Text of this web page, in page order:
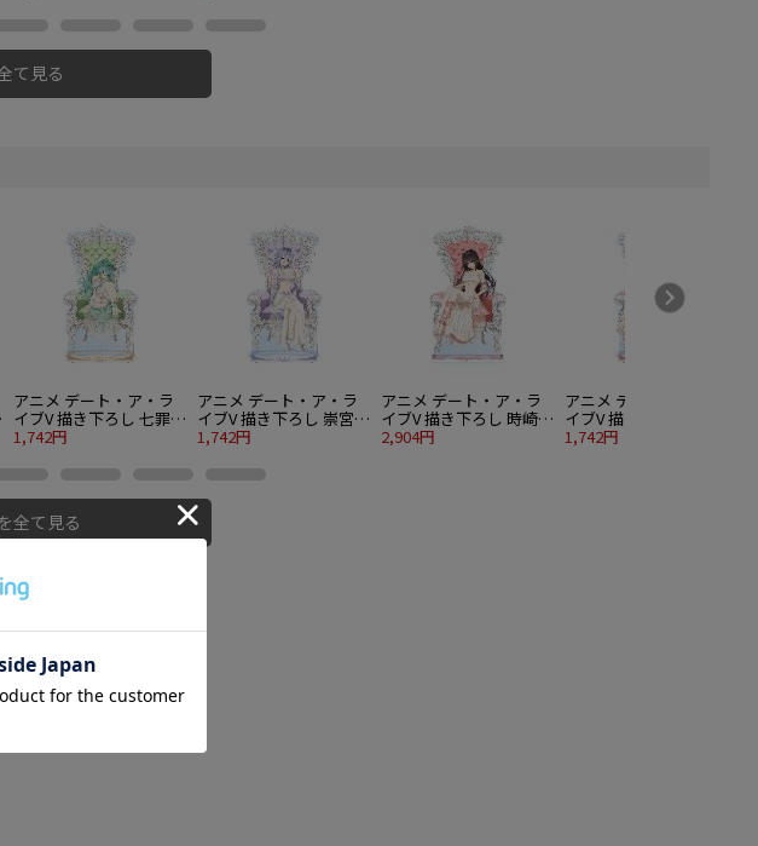
て見る
アニメ デート・ア・ラ
イブV 描き下ろし 七罪
プリンセス玉座ver. BIG
1,742円
アニメ デート・ア・ラ
イブV 描き下ろし 崇宮澪
プリンセス玉座ver. BIG
1,742円
アニメ デート・ア・ラ
イブV 描き下ろし 時崎狂
三 プリンセス玉座ver.
2,904円
アニメ デート・ア・ラ
イブV 描き下ろし 時崎狂
三 プリンセス玉座ver.
1,742円
全て見る